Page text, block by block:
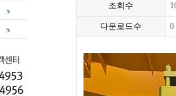
조회수
다운로드수 0